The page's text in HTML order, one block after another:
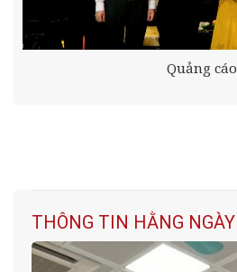
Quảng cáo
THÔNG TIN HẰNG NGÀY